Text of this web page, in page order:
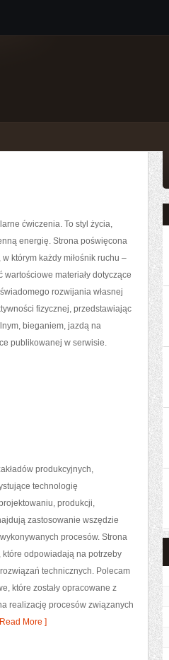
ćwiczenia. To styl życia,
energię. Strona poświęcona
którym każdy miłośnik ruchu –
materiały dotyczące
rozwijania własnej
fizycznej, przedstawiając
bieganiem, jazdą na
publikowanej w serwisie.
produkcyjnych,
technologię
produkcji,
zastosowanie wszędzie
procesów. Strona
które odpowiadają na potrzeby
technicznych. Polecam
które zostały opracowane z
realizację procesów związanych
More ]